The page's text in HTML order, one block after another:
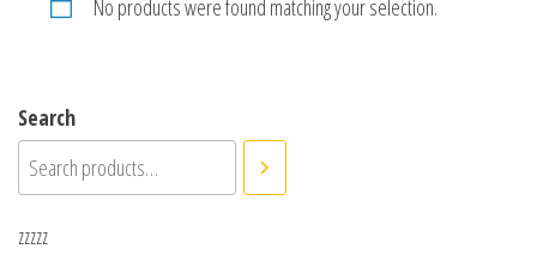
No products were found matching your selection.
Search
zzzzz